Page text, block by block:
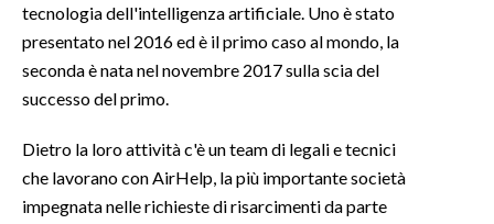
NOTIZIE
#CARAUNIONE
INSULARITÀ
tecnologia dell'intelligenza artificiale. Uno è stato
presentato nel 2016 ed è il primo caso al mondo, la
seconda è nata nel novembre 2017 sulla scia del
successo del primo.
Dietro la loro attività c'è un team di legali e tecnici
che lavorano con AirHelp, la più importante società
impegnata nelle richieste di risarcimenti da parte